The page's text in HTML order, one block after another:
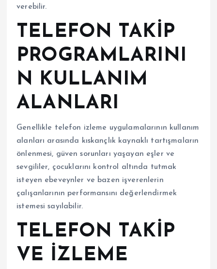
verebilir.
TELEFON TAKİP
PROGRAMLARINI
N KULLANIM
ALANLARI
Genellikle telefon izleme uygulamalarının kullanım
alanları arasında kıskançlık kaynaklı tartışmaların
önlenmesi, güven sorunları yaşayan eşler ve
sevgililer, çocuklarını kontrol altında tutmak
isteyen ebeveynler ve bazen işverenlerin
çalışanlarının performansını değerlendirmek
istemesi sayılabilir.
TELEFON TAKİP
VE İZLEME